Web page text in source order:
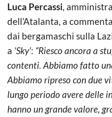
Luca Percassi,
dell’Atalanta, a
dai bergamaschi sulla
a ‘Sky’: “Riesco ancora a
contenti. Abbiamo fatto
Abbiamo ripreso con due
lungo periodo avere delle
hanno un grande valore,